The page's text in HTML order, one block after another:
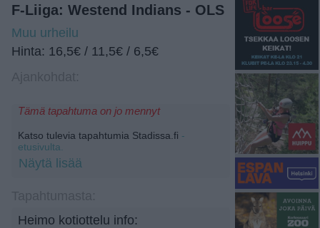
F-Liiga: Westend Indians - OLS
Muu urheilu
Hinta: 16,5€ / 11,5€ / 6,5€
Tämä tapahtuma on jo mennyt
Katso tulevia tapahtumia Stadissa.fi -
etusivulta.
Näytä lisää
Heimo kotiottelu info: